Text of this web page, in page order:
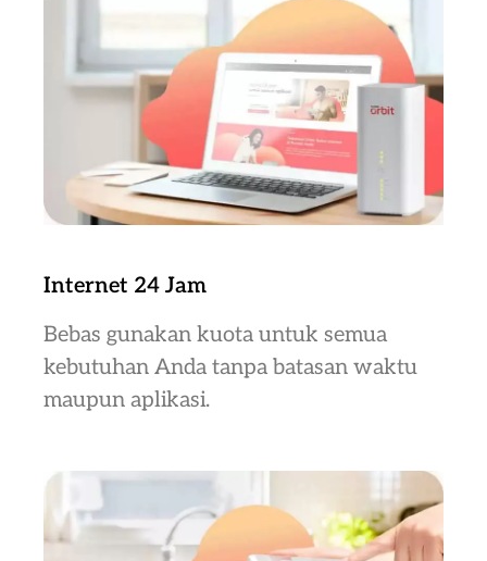
Internet 24 Jam
Bebas gunakan kuota untuk semua
kebutuhan Anda tanpa batasan waktu
maupun aplikasi.